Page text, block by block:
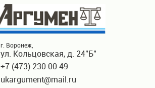
г. Воронеж,
ул. Кольцовская, д. 24"Б"
+7 (473) 230 00 49
ukargument@mail.ru